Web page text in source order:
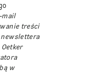
mail
treści
w